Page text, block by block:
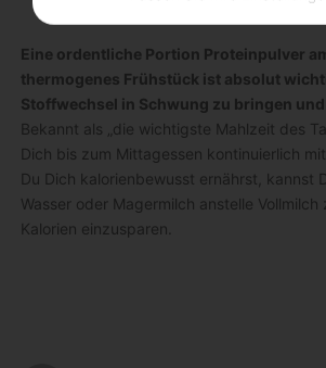
Eine ordentliche Portion Proteinpulver
thermogenes Frühstück ist absolut
Stoffwechsel in Schwung zu bringen
Bekannt als „die wichtigste Mahlzeit des
Dich bis zum Mittagessen kontinuierlich
Du Dich kalorienbewusst ernährst, kannst
Wasser oder Magermilch anstelle Vollmilch
Kalorien einzusparen.